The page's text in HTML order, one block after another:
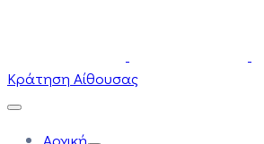
Κράτηση Αίθουσας
Αρχική